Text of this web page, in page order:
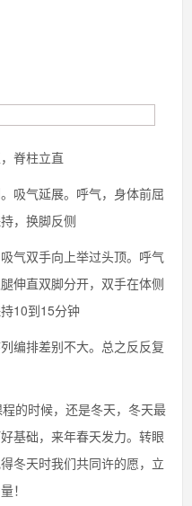
脊柱立直
吸气延展。呼气，身体前屈
，换脚反侧
气双手向上举过头顶。呼气
伸直双脚分开，双手在体侧
10到15分钟
编排差别不大。总之反反复
的时候，还是冬天，冬天最
基础，来年春天发力。转眼
冬天时我们共同许的愿，立
！